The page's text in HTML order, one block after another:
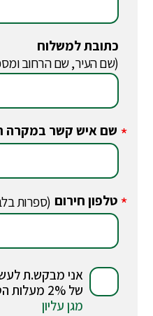
כתובת למשלוח
(שם העיר, שם הרחוב
* שם איש קשר במקרה
* טלפון חירום (ספרות
אני מבקש.ת
של 2% מעלות הטיול בהתאם למידע על
מגן עליון